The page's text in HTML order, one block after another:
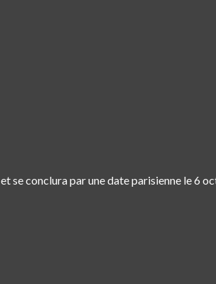
et se conclura par une date parisienne le 6